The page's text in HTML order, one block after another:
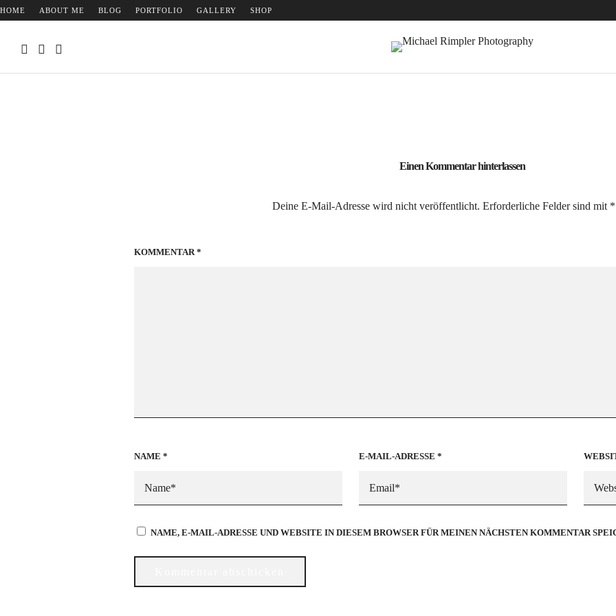
HOME ABOUT ME BLOG PORTFOLIO GALLERY SHOP
Einen Kommentar hinterlassen
Deine E-Mail-Adresse wird nicht veröffentlicht. Erforderliche Felder sind mit *
KOMMENTAR *
NAME * E-MAIL-ADRESSE *
NAME, E-MAIL-ADRESSE UND WEBSITE IN DIESEM BROWSER FÜR MEINEN NÄCHSTEN KOMMENTAR